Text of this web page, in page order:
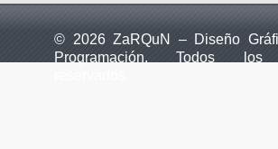
© 2026 ZaRQuN – Diseño
Programación. Todos los